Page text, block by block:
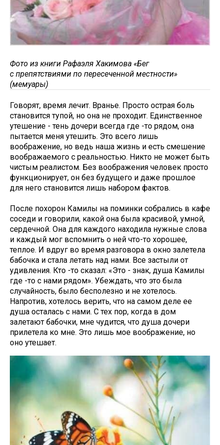
Фото из книги Рафаэля Хакимова «Бег
с препятствиями по пересеченной местности»
(мемуары)
Говорят, время лечит. Вранье. Просто острая боль
становится тупой, но она не проходит. Единственное
утешение - тень дочери всегда где -то рядом, она
пытается меня утешить. Это всего лишь
воображение, но ведь наша жизнь и есть смешение
воображаемого с реальностью. Никто не может быть
чистым реалистом. Без воображения человек просто
функционирует, он без будущего и даже прошлое
для него становится лишь набором фактов.
После похорон Камилы на поминки собрались в кафе
соседи и говорили, какой она была красивой, умной,
сердечной. Она для каждого находила нужные слова
и каждый мог вспомнить о ней что-то хорошее,
теплое. И вдруг во время разговора в окно залетела
бабочка и стала летать над нами. Все застыли от
удивления. Кто -то сказал: «Это - знак, душа Камилы
где -то с нами рядом». Убеждать, что это была
случайность, было бесполезно и не хотелось.
Напротив, хотелось верить, что на самом деле ее
душа осталась с нами. С тех пор, когда в дом
залетают бабочки, мне чудится, что душа дочери
прилетела ко мне. Это лишь мое воображение, но
оно утешает.